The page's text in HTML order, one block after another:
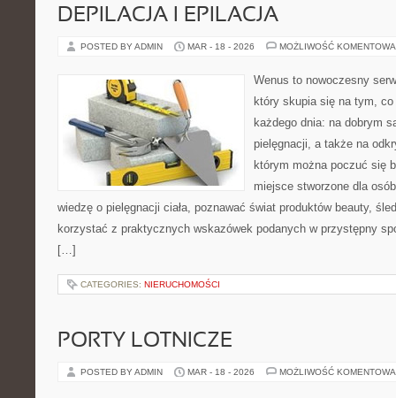
DEPILACJA I EPILACJA
POSTED BY ADMIN MAR - 18 - 2026 MOŻLIWOŚĆ
Wenus to nowoczesny
który skupia się na tym,
każdego dnia: na dobrym
pielęgnacji, a także na
którym można poczuć się
miejsce stworzone dla
wiedzę o pielęgnacji ciała, poznawać świat produktów beauty,
korzystać z praktycznych wskazówek podanych w przystępny
[…]
CATEGORIES: NIERUCHOMOŚCI
PORTY LOTNICZE
POSTED BY ADMIN MAR - 18 - 2026 MOŻLIWOŚĆ